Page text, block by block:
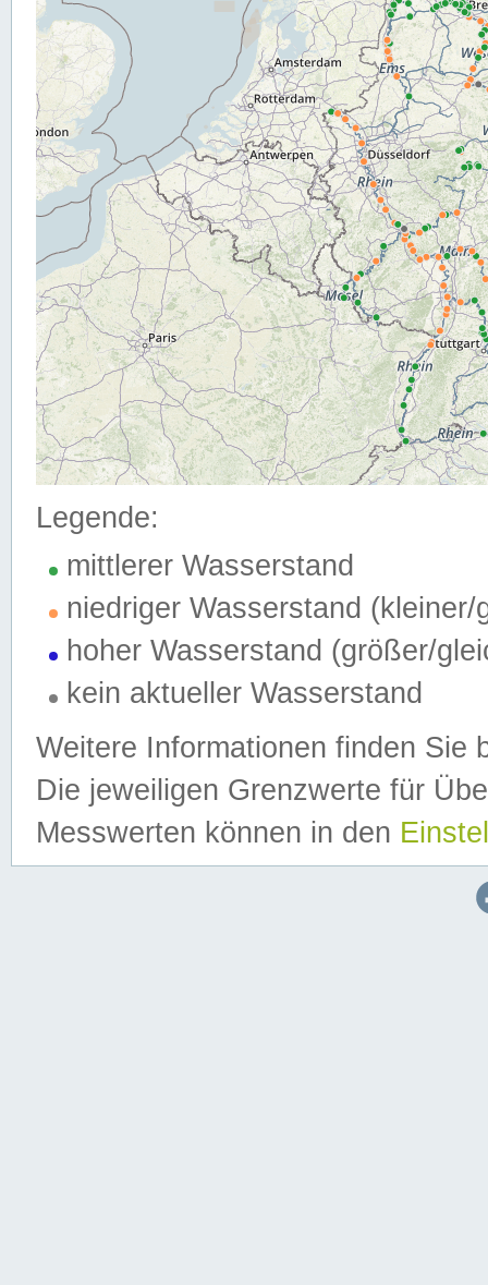
Legende:
mittlerer Wasserstand
niedriger Wasserstand (kleiner/
hoher Wasserstand (größer/
kein aktueller Wasserstand
Weitere Informationen finden Sie
Die jeweiligen Grenzwerte für
Messwerten können in den